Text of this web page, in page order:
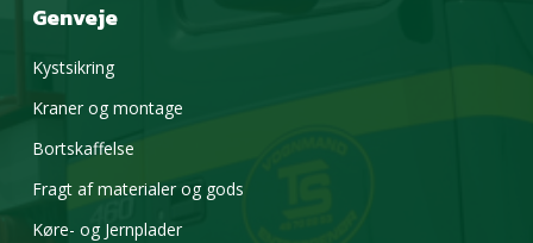
Genveje
Kystsikring
Kraner og montage
Bortskaffelse
Fragt af materialer og gods
Køre- og Jernplader